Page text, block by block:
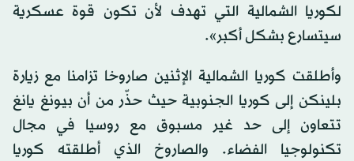
لكوريا الشمالية التي تهدف لأن تكون قوة عسكرية
سيتسارع بشكل أكبر».
وأطلقت كوريا الشمالية الإثنين صاروخا تزامنا مع زيارة
بلينكن إلى كوريا الجنوبية حيث حذّر من أن بيونغ يانغ
تتعاون إلى حد غير مسبوق مع روسيا في مجال
تكنولوجيا الفضاء. والصاروخ الذي أطلقته كوريا